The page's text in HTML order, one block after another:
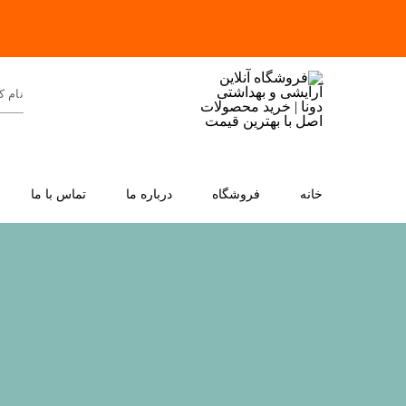
خانه فروشگاه درباره ما تماس با ما